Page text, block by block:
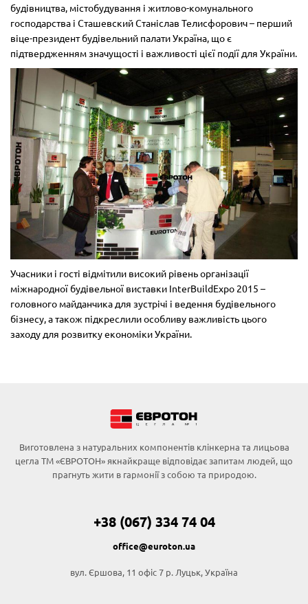
будівництва, містобудування і житлово-комунального
господарства і Сташевский Станіслав Телисфорович – перший
віце-президент будівельний палати Україна, що є
підтвердженням значущості і важливості цієї події для України.
Учасники і гості відмітили високий рівень організації
міжнародної будівельної виставки InterBuildExpo 2015 –
головного майданчика для зустрічі і ведення будівельного
бізнесу, а також підкреслили особливу важливість цього
заходу для розвитку економіки України.
Виготовлена з натуральних компонентів клінкерна та лицьова
цегла ТМ «ЄВРОТОН» якнайкраще відповідає запитам людей, що
прагнуть жити в гармонії з собою та природою.
+38 (067) 334 74 04
office@euroton.ua
вул. Єршова, 11 офіс 7 р. Луцьк, Україна